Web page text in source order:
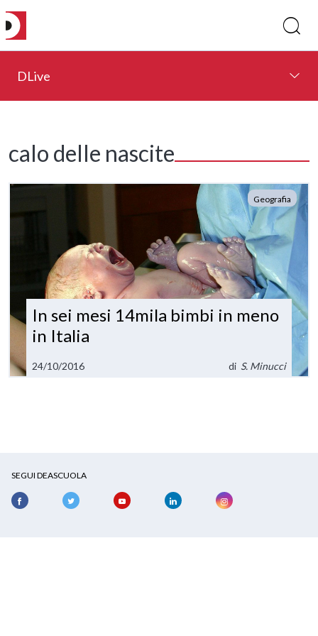
DLive
calo delle nascite
Geografia
In sei mesi 14mila bimbi in meno
in Italia
24/10/2016 di S. Minucci
SEGUI DEASCUOLA